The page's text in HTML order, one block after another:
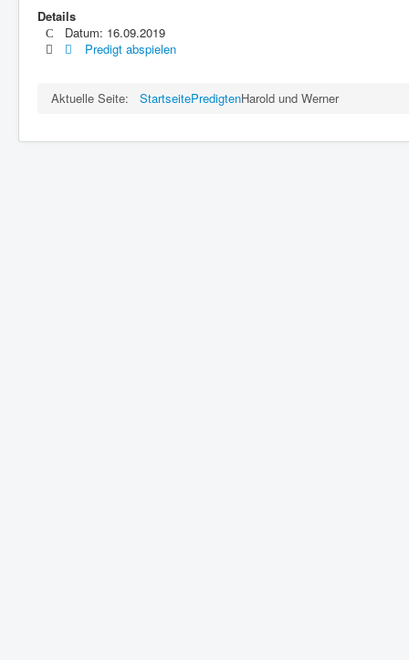
Details
Datum: 16.09.2019
Predigt abspielen
Aktuelle Seite: StartseitePredigtenHarold und Werner